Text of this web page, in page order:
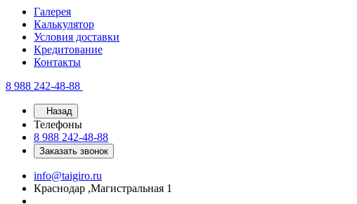
Галерея
Калькулятор
Условия доставки
Кредитование
Контакты
8 988 242-48-88
Назад
Телефоны
8 988 242-48-88
Заказать звонок
info@taigiro.ru
Краснодар ,Магистральная 1